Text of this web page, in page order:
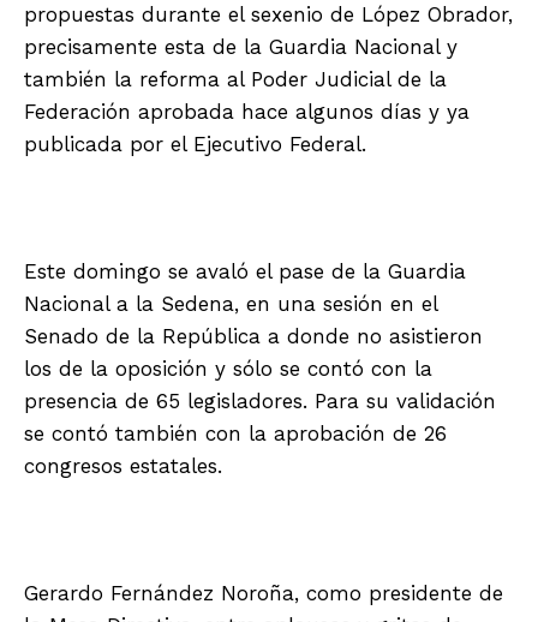
propuestas durante el sexenio de López Obrador,
precisamente esta de la Guardia Nacional y
también la reforma al Poder Judicial de la
Federación aprobada hace algunos días y ya
publicada por el Ejecutivo Federal.
Este domingo se avaló el pase de la Guardia
Nacional a la Sedena, en una sesión en el
Senado de la República a donde no asistieron
los de la oposición y sólo se contó con la
presencia de 65 legisladores. Para su validación
se contó también con la aprobación de 26
congresos estatales.
Gerardo Fernández Noroña, como presidente de